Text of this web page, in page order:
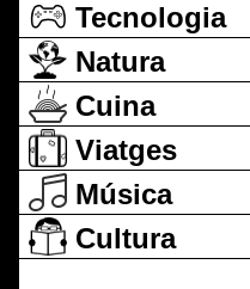
Tecnologia
Natura
Cuina
Viatges
Música
Cultura